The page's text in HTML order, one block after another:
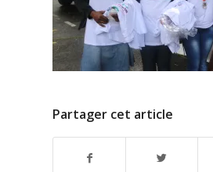
Partager cet article